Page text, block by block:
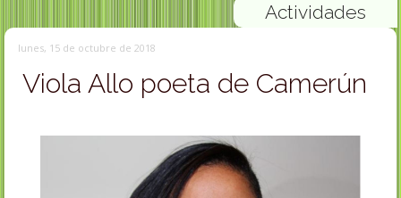
Actividades
lunes, 15 de octubre de 2018
Viola Allo poeta de Camerún